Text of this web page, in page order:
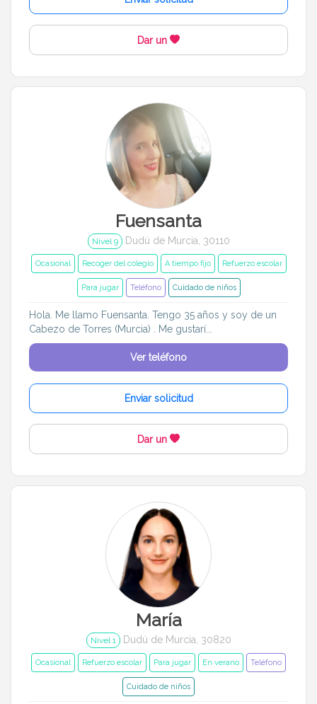
Dar un
Fuensanta
Nivel 9 Dudú de Murcia, 30110
Ocasional Recoger del colegio A tiempo fijo Refuerzo escolar
Para jugar Teléfono Cuidado de niños
Hola. Me llamo Fuensanta. Tengo 35 años y soy de un
Cabezo de Torres (Murcia) . Me gustarí...
Ver teléfono
Enviar solicitud
Dar un
María
Nivel 1 Dudú de Murcia, 30820
Ocasional Refuerzo escolar Para jugar En verano Teléfono
Cuidado de niños